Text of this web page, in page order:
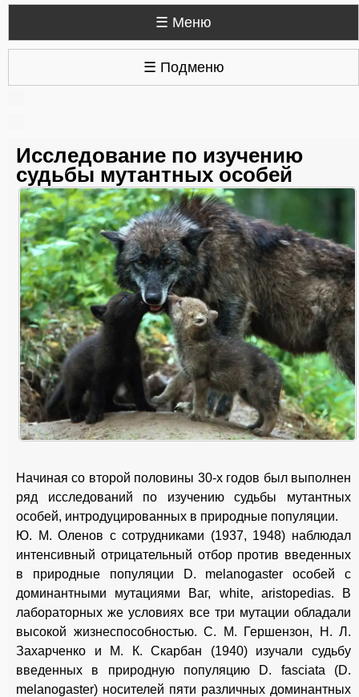
☰ Меню
☰ Подменю
Исследование по изучению
судьбы мутантных особей
Начиная со второй половины 30-х годов был выполнен
ряд исследований по изучению судьбы мутантных
особей, интродуцированных в природные популяции.
Ю. М. Оленов с сотрудниками (1937, 1948) наблюдал
интенсивный отрицательный отбор против введенных
в природные популяции D. melanogaster особей с
доминантными мутациями Ваг, white, aristopedias. В
лабораторных же условиях все три мутации обладали
высокой жизнеспособностью. С. М. Гершензон, Н. Л.
Захарченко и М. К. Скарбан (1940) изучали судьбу
введенных в природную популяцию D. fasciata (D.
melanogaster) носителей пяти различных доминантных